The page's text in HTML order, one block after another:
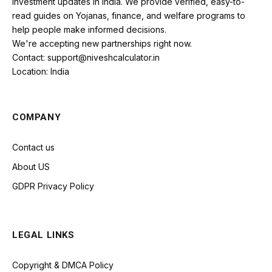
read guides on Yojanas, finance, and welfare programs to
help people make informed decisions.
We're accepting new partnerships right now.
Contact: support@niveshcalculator.in
Location: India
COMPANY
Contact us
About US
GDPR Privacy Policy
LEGAL LINKS
Copyright & DMCA Policy